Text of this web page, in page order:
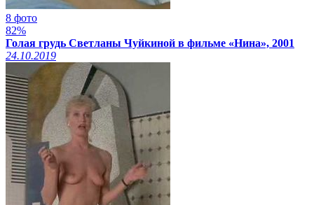
8 фото
82%
Голая грудь Светланы Чуйкиной в фильме «Нина», 2001
24.10.2019